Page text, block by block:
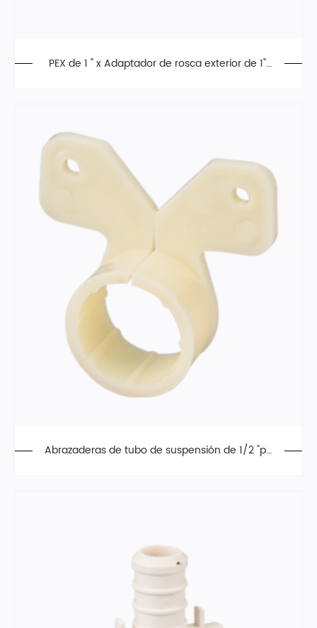
PEX de 1 " x Adaptador de rosca exterior de 1",
Abrazaderas de tubo de suspensión de 1/2 "pa